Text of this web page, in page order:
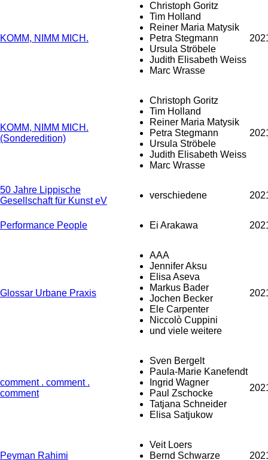
KOMM, NIMM MICH.
Christoph Goritz
Tim Holland
Reiner Maria Matysik
Petra Stegmann
Ursula Ströbele
Judith Elisabeth Weiss
Marc Wrasse
KOMM, NIMM MICH.
(Sonderedition)
Christoph Goritz
Tim Holland
Reiner Maria Matysik
Petra Stegmann
Ursula Ströbele
Judith Elisabeth Weiss
Marc Wrasse
50 Jahre Lippische
Gesellschaft für Kunst eV
verschiedene
Performance People Ei Arakawa
Glossar Urbane Praxis
AAA
Jennifer Aksu
Elisa Aseva
Markus Bader
Jochen Becker
Ele Carpenter
Niccolò Cuppini
und viele weitere
comment . comment .
comment
Sven Bergelt
Paula-Marie Kanefendt
Ingrid Wagner
Paul Zschocke
Tatjana Schneider
Elisa Satjukow
Peyman Rahimi
Veit Loers
Bernd Schwarze